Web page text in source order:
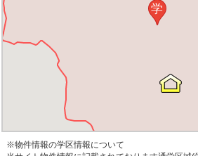
学
※物件情報の学区情報について